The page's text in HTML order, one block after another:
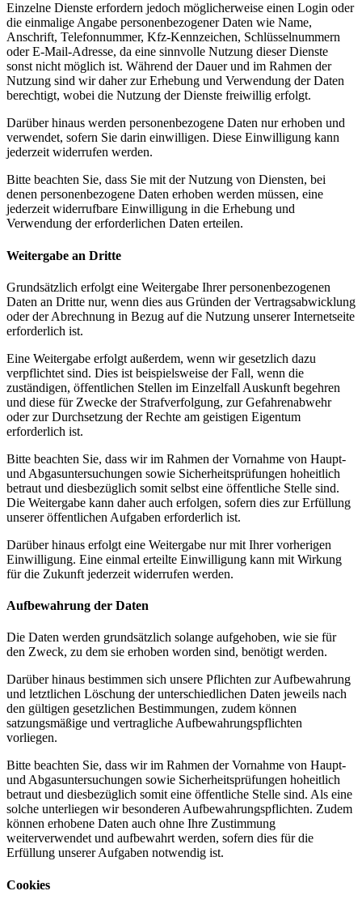
Einzelne Dienste erfordern jedoch möglicherweise einen Login oder
die einmalige Angabe personenbezogener Daten wie Name,
Anschrift, Telefonnummer, Kfz-Kennzeichen, Schlüsselnummern
oder E-Mail-Adresse, da eine sinnvolle Nutzung dieser Dienste
sonst nicht möglich ist. Während der Dauer und im Rahmen der
Nutzung sind wir daher zur Erhebung und Verwendung der Daten
berechtigt, wobei die Nutzung der Dienste freiwillig erfolgt.
Darüber hinaus werden personenbezogene Daten nur erhoben und
verwendet, sofern Sie darin einwilligen. Diese Einwilligung kann
jederzeit widerrufen werden.
Bitte beachten Sie, dass Sie mit der Nutzung von Diensten, bei
denen personenbezogene Daten erhoben werden müssen, eine
jederzeit widerrufbare Einwilligung in die Erhebung und
Verwendung der erforderlichen Daten erteilen.
Weitergabe an Dritte
Grundsätzlich erfolgt eine Weitergabe Ihrer personenbezogenen
Daten an Dritte nur, wenn dies aus Gründen der Vertragsabwicklung
oder der Abrechnung in Bezug auf die Nutzung unserer Internetseite
erforderlich ist.
Eine Weitergabe erfolgt außerdem, wenn wir gesetzlich dazu
verpflichtet sind. Dies ist beispielsweise der Fall, wenn die
zuständigen, öffentlichen Stellen im Einzelfall Auskunft begehren
und diese für Zwecke der Strafverfolgung, zur Gefahrenabwehr
oder zur Durchsetzung der Rechte am geistigen Eigentum
erforderlich ist.
Bitte beachten Sie, dass wir im Rahmen der Vornahme von Haupt-
und Abgasuntersuchungen sowie Sicherheitsprüfungen hoheitlich
betraut und diesbezüglich somit selbst eine öffentliche Stelle sind.
Die Weitergabe kann daher auch erfolgen, sofern dies zur Erfüllung
unserer öffentlichen Aufgaben erforderlich ist.
Darüber hinaus erfolgt eine Weitergabe nur mit Ihrer vorherigen
Einwilligung. Eine einmal erteilte Einwilligung kann mit Wirkung
für die Zukunft jederzeit widerrufen werden.
Aufbewahrung der Daten
Die Daten werden grundsätzlich solange aufgehoben, wie sie für
den Zweck, zu dem sie erhoben worden sind, benötigt werden.
Darüber hinaus bestimmen sich unsere Pflichten zur Aufbewahrung
und letztlichen Löschung der unterschiedlichen Daten jeweils nach
den gültigen gesetzlichen Bestimmungen, zudem können
satzungsmäßige und vertragliche Aufbewahrungspflichten
vorliegen.
Bitte beachten Sie, dass wir im Rahmen der Vornahme von Haupt-
und Abgasuntersuchungen sowie Sicherheitsprüfungen hoheitlich
betraut und diesbezüglich somit eine öffentliche Stelle sind. Als eine
solche unterliegen wir besonderen Aufbewahrungspflichten. Zudem
können erhobene Daten auch ohne Ihre Zustimmung
weiterverwendet und aufbewahrt werden, sofern dies für die
Erfüllung unserer Aufgaben notwendig ist.
Cookies